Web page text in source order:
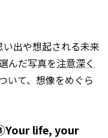
出や想起される未来
んだ写真を注意深く
いて、想像をめぐら
life, your